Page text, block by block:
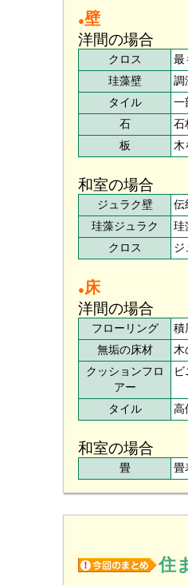
●壁
洋間の場合
クロス
最
珪藻壁
調
タイル
一
石
石
板
木
和室の場合
ジュラク壁
伝
珪藻ジュラク
珪
クロス
ジ
● 床
洋間の場合
フローリング
積
無垢の床材
木
クッションフロ
アー
タイル 高
和室の場合
畳 畳
住